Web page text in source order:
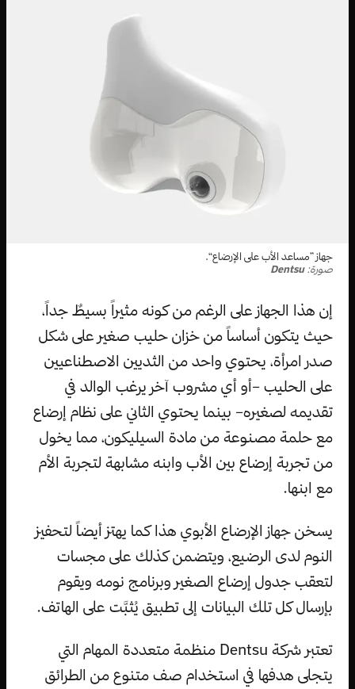
جهاز ”مساعد الأب على الإرضاع“.
صورة:Dentsu
إن هذا الجهاز على الرغم من كونه مثيراً بسيطٌ جداً،
حيث يتكون أساساً من خزان حليب صغير على شكل
صدر امرأة، يحتوي واحد من الثديين الاصطناعيين
على الحليب –أو أي مشروب آخر يرغب الوالد في
تقديمه لصغيره– بينما يحتوي الثاني على نظام إرضاع
مع حلمة مصنوعة من مادة السيليكون، مما يخول
من تجربة إرضاع بين الأب وابنه مشابهة لتجربة الأم
مع ابنها.
يسخن جهاز الإرضاع الأبوي هذا كما يهتز أيضاً لتحفيز
النوم لدى الرضيع، ويتضمن كذلك على مجسات
لتعقب جدول إرضاع الصغير وبرنامج نومه ويقوم
بإرسال كل تلك البيانات إلى تطبيق يُثبَّت على الهاتف.
تعتبر شركة Dentsu منظمة متعددة المهام التي
يتجلى هدفها في استخدام صف متنوع من الطرائق